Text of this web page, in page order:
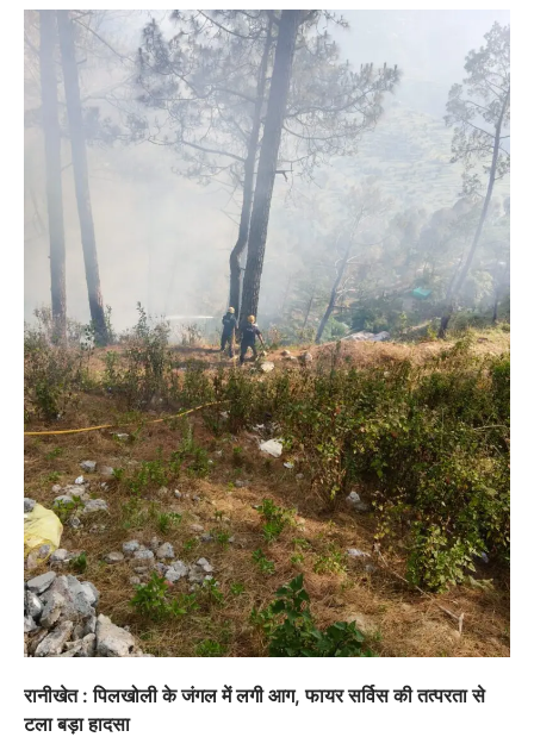
रानीखेत : पिलखोली के जंगल में लगी आग, फायर सर्विस की तत्परता से
टला बड़ा हादसा